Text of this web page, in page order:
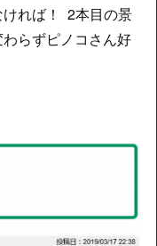
ければ！ 2本目の景
らずピノコさん好